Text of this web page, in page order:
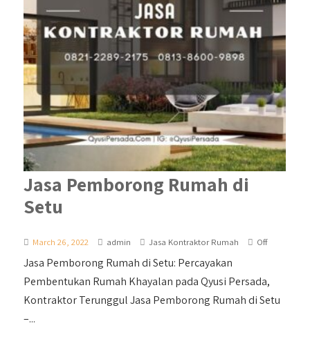
Jasa Pemborong Rumah di
Setu
March 26, 2022 admin Jasa Kontraktor Rumah Off
Jasa Pemborong Rumah di Setu: Percayakan
Pembentukan Rumah Khayalan pada Qyusi Persada,
Kontraktor Terunggul Jasa Pemborong Rumah di Setu
–...